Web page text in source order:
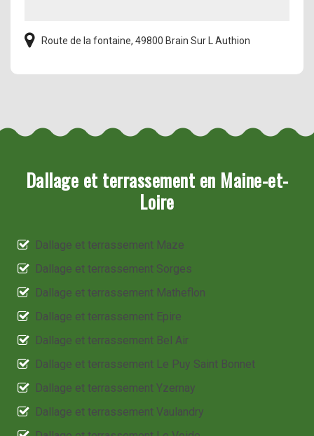
Route de la fontaine, 49800 Brain Sur L Authion
Dallage et terrassement en Maine-et-
Loire
Dallage et terrassement Maze
Dallage et terrassement Sorges
Dallage et terrassement Matheflon
Dallage et terrassement Epire
Dallage et terrassement Bel Air
Dallage et terrassement Le Puy Saint Bonnet
Dallage et terrassement Yzernay
Dallage et terrassement Vaulandry